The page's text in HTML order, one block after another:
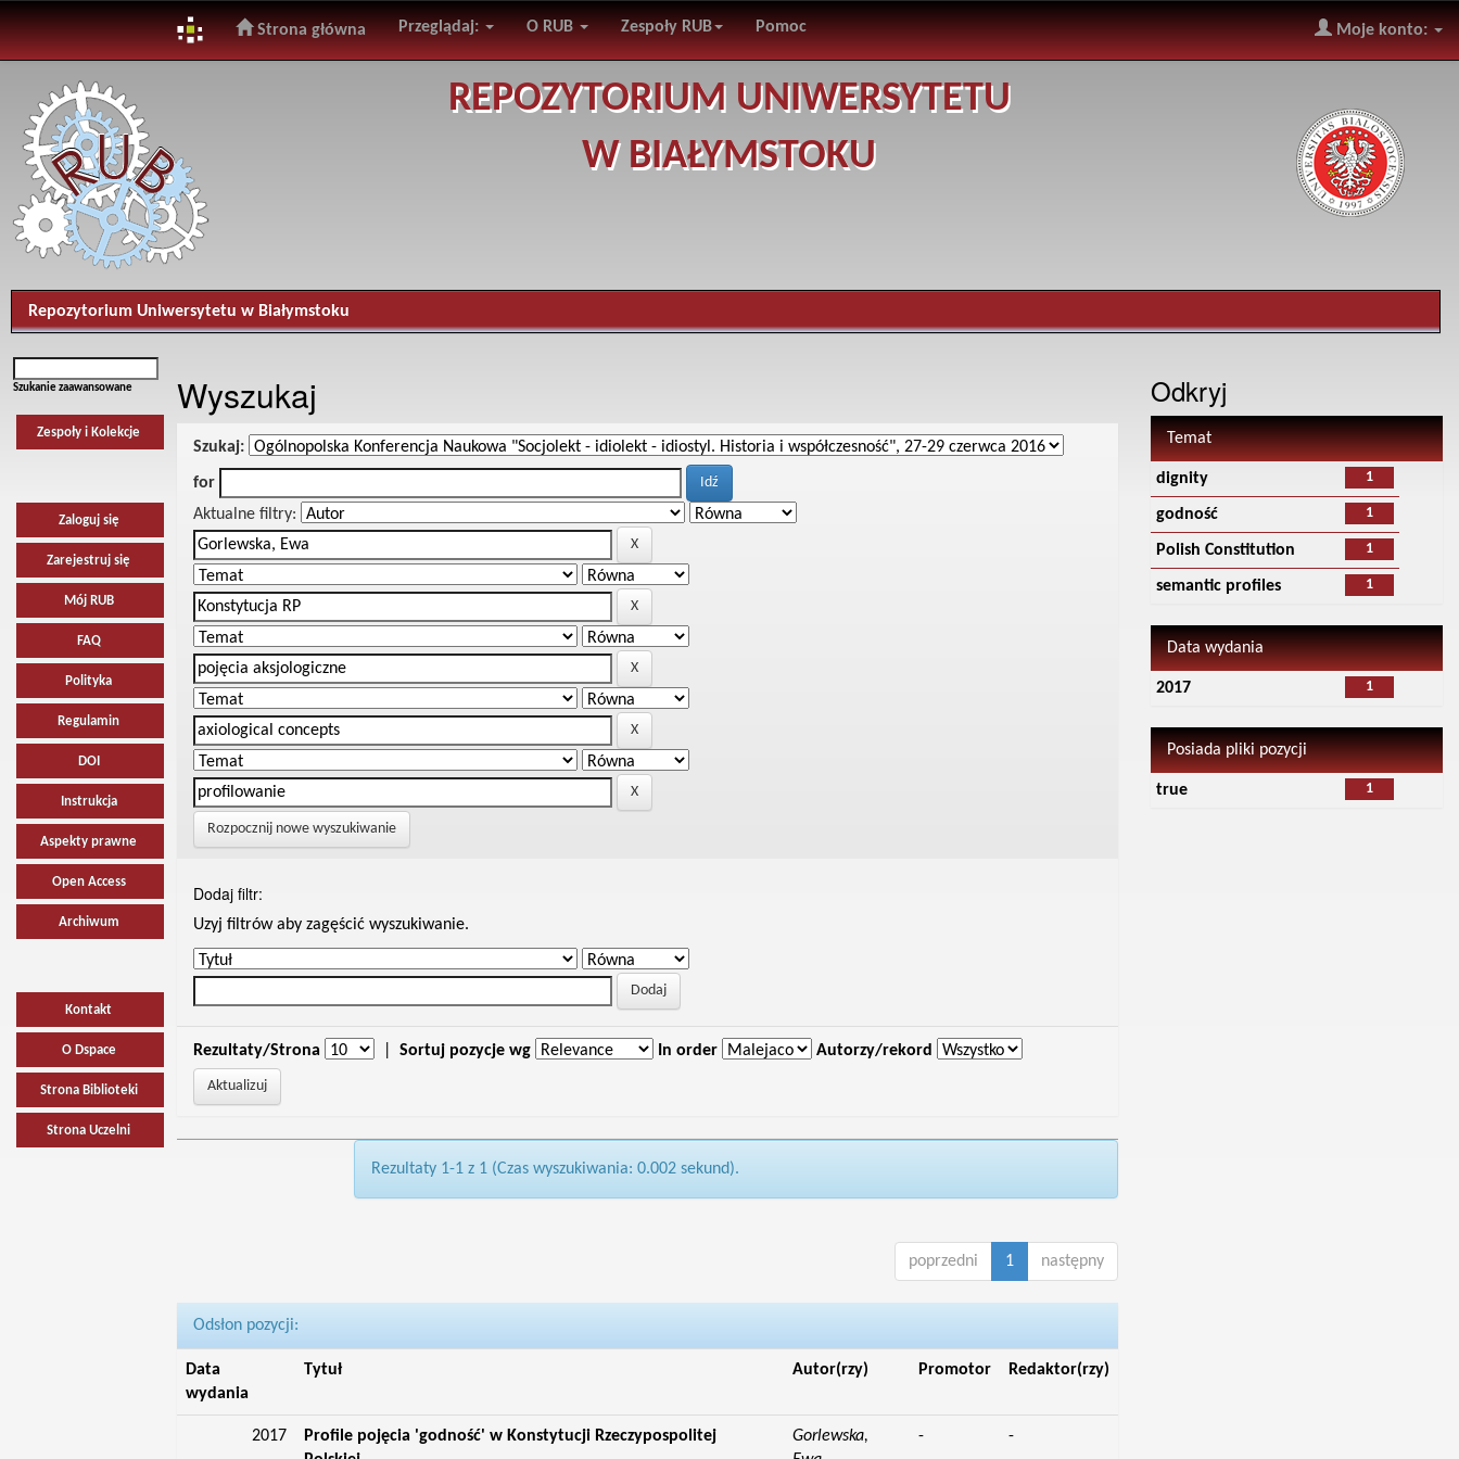
navigation
Strona główna Przeglądaj: O RUB Zespoły RUB Pomoc Moje konto:
REPOZYTORIUM UNIWERSYTETU
W BIAŁYMSTOKU
Repozytorium Uniwersytetu w Białymstoku
Szukanie zaawansowane
Zespoły i Kolekcje
Zaloguj się
Zarejestruj się
Mój RUB
FAQ
Polityka
Regulamin
DOI
Instrukcja
Aspekty prawne
Open Access
Archiwum
Kontakt
O Dspace
Strona Biblioteki
Strona Uczelni
Wyszukaj
Szukaj:
for
Aktualne filtry:
Rozpocznij nowe wyszukiwanie
Dodaj filtr:
Uzyj filtrów aby zagęścić wyszukiwanie.
Rezultaty/Strona Sortuj pozycje wg In order Autorzy/rekord
Rezultaty 1-1 z 1 (Czas wyszukiwania: 0.002 sekund).
poprzedni 1 następny
Odsłon pozycji:
Data
wydania
Tytuł Autor(rzy) Promotor Redaktor(rzy)
2017
Profile pojęcia 'godność' w Konstytucji Rzeczypospolitej
Gorlewska,
- -
Odkryj
Temat
1
dignity
1
godność
1
Polish Constitution
1
semantic profiles
Data wydania
1
2017
Posiada pliki pozycji
1
true